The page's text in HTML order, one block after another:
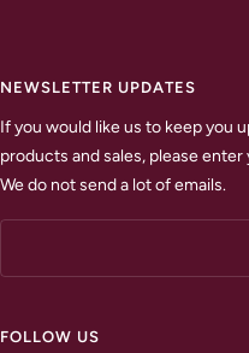
NEWSLETTER UPDATES
If you would like us to keep you
products and sales, please enter
We do not send a lot of emails.
FOLLOW US